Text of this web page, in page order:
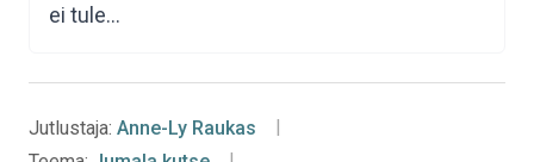
ei tule…
Jutlustaja: Anne-Ly Raukas